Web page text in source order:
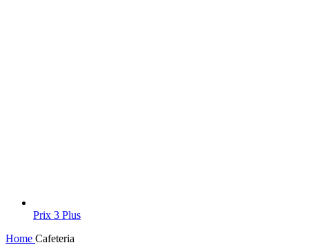
Prix 3 Plus
Home Cafeteria